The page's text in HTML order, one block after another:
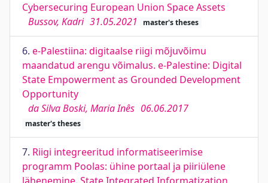
Cybersecuring European Union Space Assets
Bussov, Kadri 31.05.2021 master's theses
6. e-Palestiina: digitaalse riigi mõjuvõimu
maandatud arengu võimalus. e-Palestine: Digital
State Empowerment as Grounded Development
Opportunity
da Silva Boski, Maria Inês 06.06.2017
master's theses
7. Riigi integreeritud informatiseerimise
programm Poolas: ühine portaal ja piiriülene